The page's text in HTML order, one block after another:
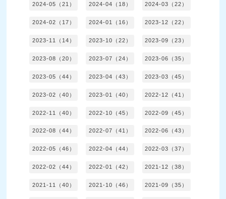
2024-05（21） 2024-04（18） 2024-03（22）
2024-02（17） 2024-01（16） 2023-12（22）
2023-11（14） 2023-10（22） 2023-09（23）
2023-08（20） 2023-07（24） 2023-06（35）
2023-05（44） 2023-04（43） 2023-03（45）
2023-02（40） 2023-01（40） 2022-12（41）
2022-11（40） 2022-10（45） 2022-09（45）
2022-08（44） 2022-07（41） 2022-06（43）
2022-05（46） 2022-04（44） 2022-03（37）
2022-02（44） 2022-01（42） 2021-12（38）
2021-11（40） 2021-10（46） 2021-09（35）